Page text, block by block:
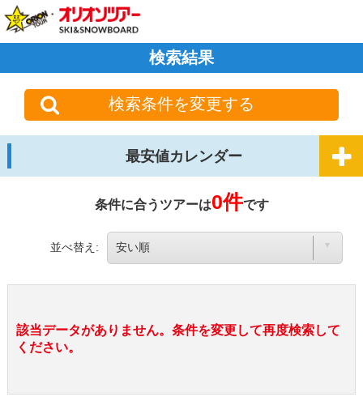
検索結果
検索条件を変更する
最安値カレンダー
条件に合うツアーは0件です
並べ替え:
該当データがありません。条件を変更して再度検索して
ください。